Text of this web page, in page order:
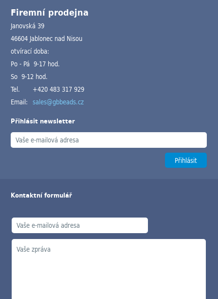
Firemní prodejna
Janovská 39
46604 Jablonec nad Nisou
otvírací doba:
Po - Pá 9-17 hod.
So 9-12 hod.
Tel.
+420 483 317 929
Email: sales@gbbeads.cz
Přihlásit newsletter
Kontaktní formulář